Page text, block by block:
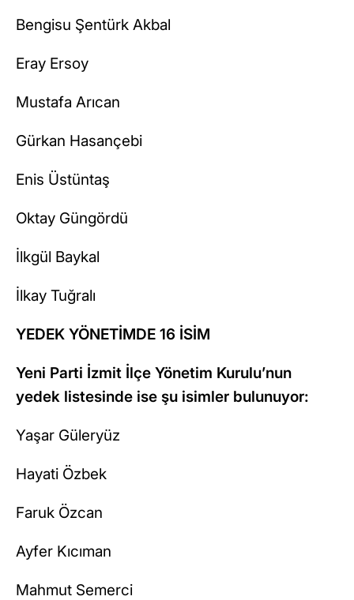
Bengisu Şentürk Akbal
Eray Ersoy
Mustafa Arıcan
Gürkan Hasançebi
Enis Üstüntaş
Oktay Güngördü
İlkgül Baykal
İlkay Tuğralı
YEDEK YÖNETİMDE 16 İSİM
Yeni Parti İzmit İlçe Yönetim Kurulu’nun
yedek listesinde ise şu isimler bulunuyor:
Yaşar Güleryüz
Hayati Özbek
Faruk Özcan
Ayfer Kıcıman
Mahmut Semerci